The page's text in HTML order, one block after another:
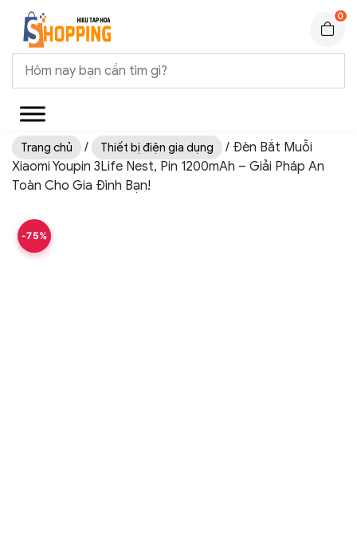
0
Trang chủ / Thiết bị điện gia dụng
/ Đèn Bắt Muỗi
Xiaomi Youpin 3Life Nest, Pin 1200mAh – Giải Pháp An
Toàn Cho Gia Đình Bạn!
-75%